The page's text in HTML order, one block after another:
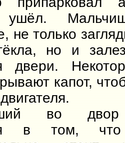
ушёл.
не только
но и
двери.
капот,
во двор
в том, что